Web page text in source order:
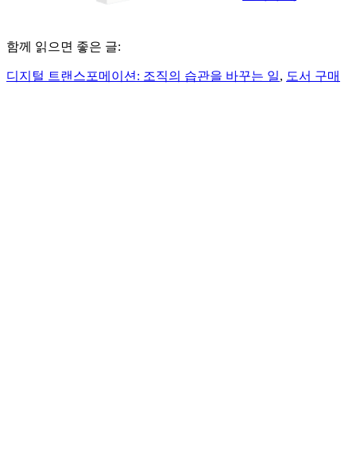
함께 읽으면 좋은 글:
디지털 트랜스포메이션: 조직의 습관을 바꾸는 일, 도서 구매